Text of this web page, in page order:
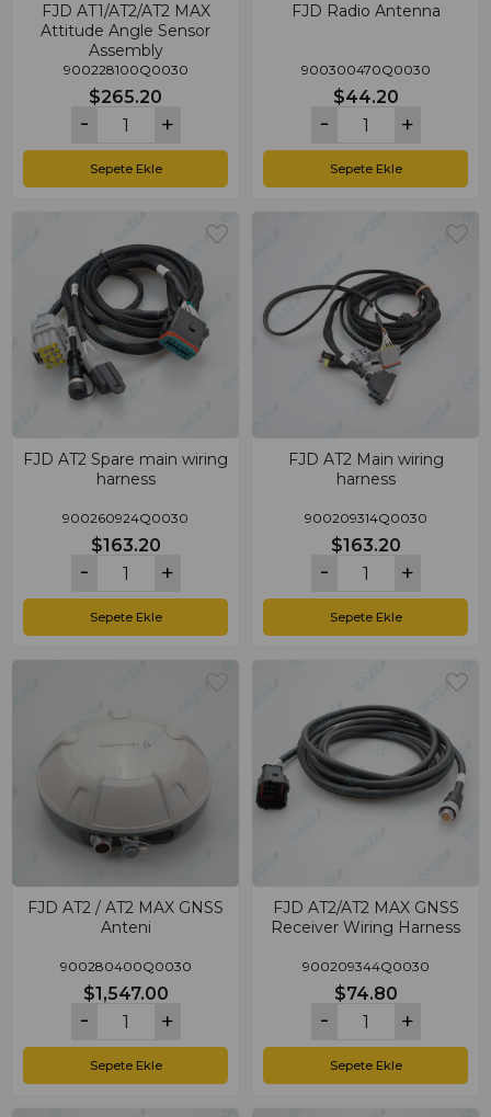
FJD AT1/AT2/AT2 MAX
Attitude Angle Sensor
Assembly
900228100Q0030
$265.20
Sepete Ekle
FJD Radio Antenna
900300470Q0030
$44.20
Sepete Ekle
FJD AT2 Spare main wiring
harness
900260924Q0030
$163.20
Sepete Ekle
FJD AT2 Main wiring
harness
900209314Q0030
$163.20
Sepete Ekle
FJD AT2 / AT2 MAX GNSS
Anteni
900280400Q0030
$1,547.00
Sepete Ekle
FJD AT2/AT2 MAX GNSS
Receiver Wiring Harness
900209344Q0030
$74.80
Sepete Ekle